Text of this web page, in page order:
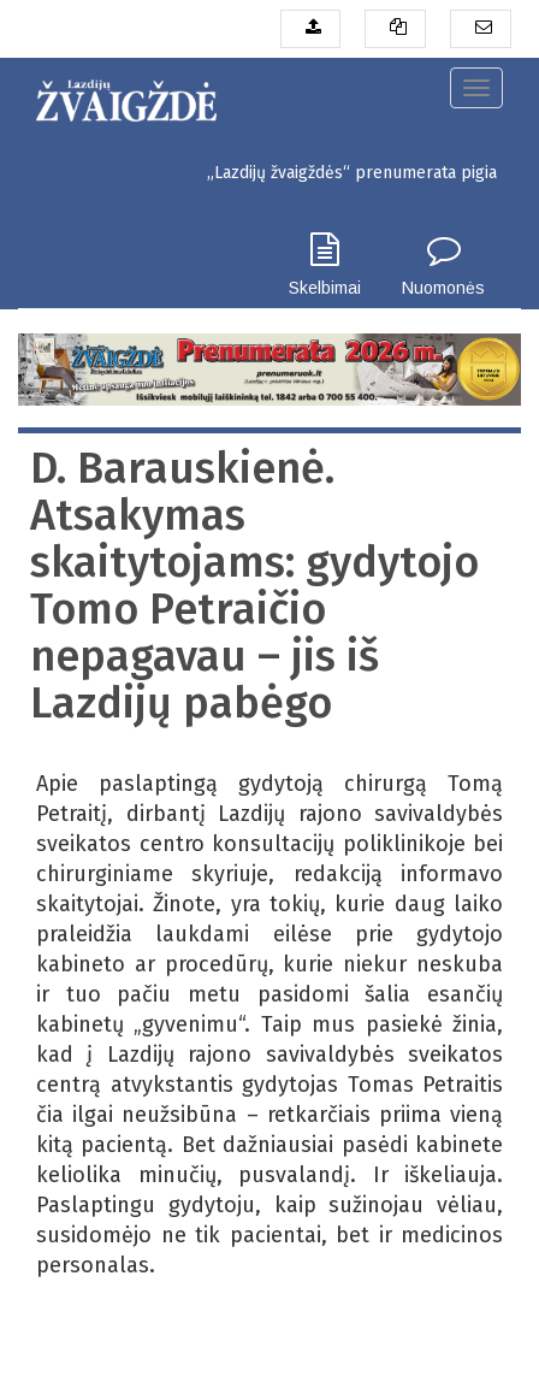
pagrindinį
Toggle
„Lazdijų žvaigždės“ prenumerata pigiau. Seinų
Skelbimai Nuomonės
D. Barauskienė.
Atsakymas
skaitytojams: gydytojo
Tomo Petraičio
nepagavau – jis iš
Lazdijų pabėgo
Apie paslaptingą gydytoją chirurgą Tomą
Petraitį, dirbantį Lazdijų rajono savivaldybės
sveikatos centro konsultacijų poliklinikoje bei
chirurginiame skyriuje, redakciją informavo
skaitytojai. Žinote, yra tokių, kurie daug laiko
praleidžia laukdami eilėse prie gydytojo
kabineto ar procedūrų, kurie niekur neskuba
ir tuo pačiu metu pasidomi šalia esančių
kabinetų „gyvenimu“. Taip mus pasiekė žinia,
kad į Lazdijų rajono savivaldybės sveikatos
centrą atvykstantis gydytojas Tomas Petraitis
čia ilgai neužsibūna – retkarčiais priima vieną
kitą pacientą. Bet dažniausiai pasėdi kabinete
keliolika minučių, pusvalandį. Ir iškeliauja.
Paslaptingu gydytoju, kaip sužinojau vėliau,
susidomėjo ne tik pacientai, bet ir medicinos
personalas.